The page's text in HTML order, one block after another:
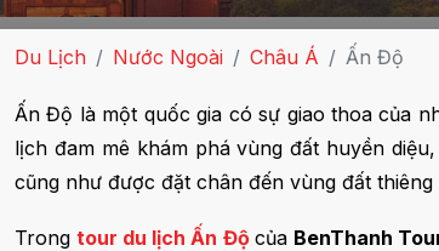
Du Lịch Nước Ngoài Châu Á Ấn Độ
Ấn Độ là một quốc gia có sự giao thoa của
lịch đam mê khám phá vùng đất huyền
cũng như được đặt chân đến vùng đất
Trongtour du lịch Ấn Độ của BenThanh